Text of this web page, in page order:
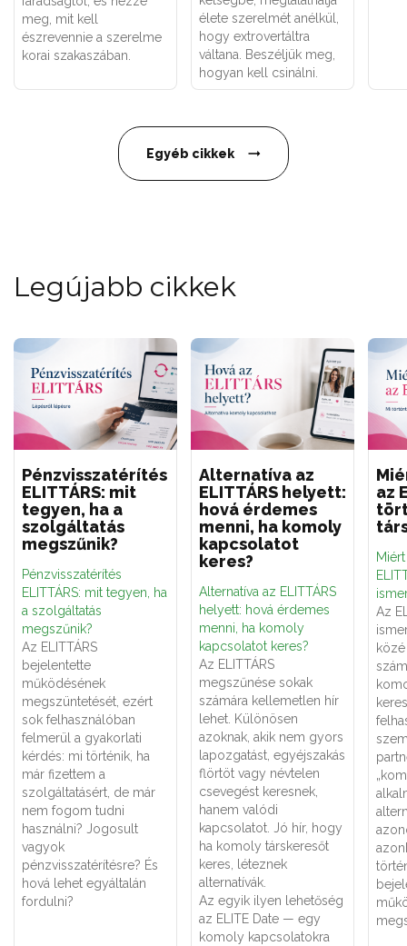
meg, mit kell
észrevennie a szerelme
korai szakaszában.
élete szerelmét anélkül,
hogy extrovertáltra
váltana. Beszéljük meg,
hogyan kell csinálni.
Egyéb cikkek
Legújabb cikkek
Pénzvisszatérítés
ELITTÁRS: mit
tegyen, ha a
szolgáltatás
megszűnik?
Pénzvisszatérítés
ELITTÁRS: mit tegyen, ha
a szolgáltatás
megszűnik?
Az ELITTÁRS
bejelentette
működésének
megszüntetését, ezért
sok felhasználóban
felmerül a gyakorlati
kérdés: mi történik, ha
már fizettem a
szolgáltatásért, de már
nem fogom tudni
használni? Jogosult
vagyok
pénzvisszatérítésre? És
hová lehet egyáltalán
fordulni?
Alternatíva az
ELITTÁRS helyett:
hová érdemes
menni, ha komoly
kapcsolatot
keres?
Alternatíva az ELITTÁRS
helyett: hová érdemes
menni, ha komoly
kapcsolatot keres?
Az ELITTÁRS
megszűnése sokak
számára kellemetlen hír
lehet. Különösen
azoknak, akik nem gyors
lapozgatást, egyéjszakás
flörtöt vagy névtelen
csevegést keresnek,
hanem valódi
kapcsolatot. Jó hír, hogy
ha komoly társkeresőt
keres, léteznek
alternatívák.
Az egyik ilyen lehetőség
az ELITE Date — egy
komoly kapcsolatokra
az
Az